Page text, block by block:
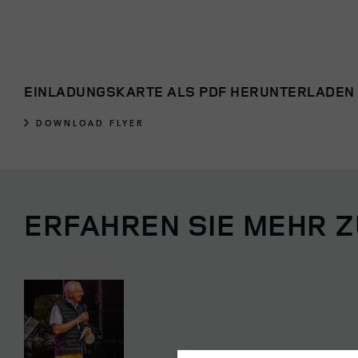
EINLADUNGSKARTE ALS PDF HERUNTERLADEN
DOWNLOAD FLYER
ERFAHREN SIE MEHR